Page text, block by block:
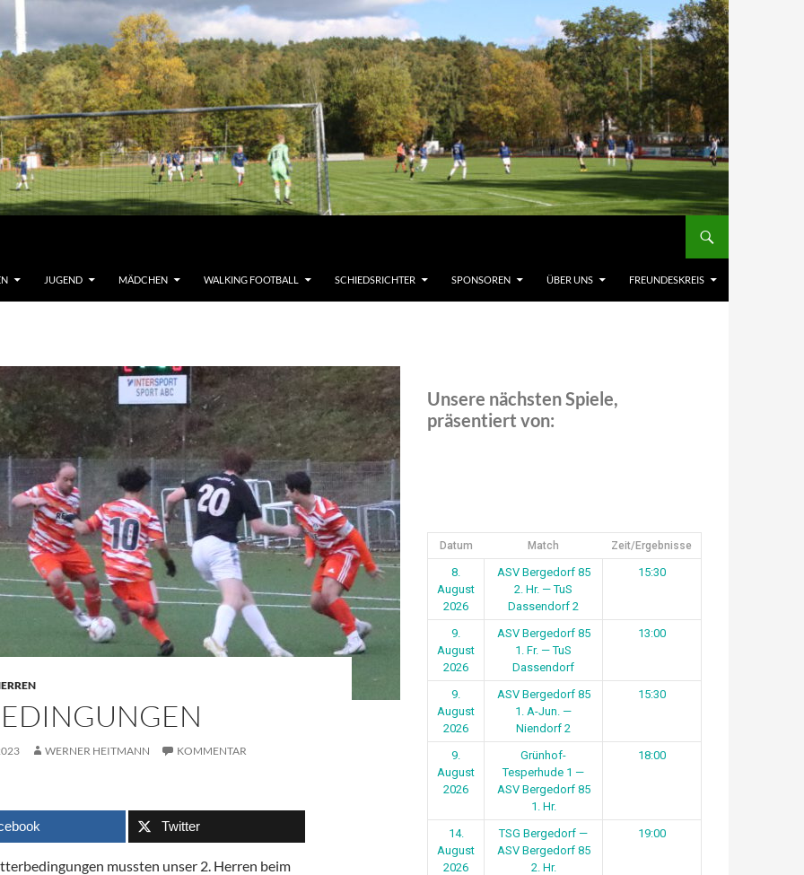
JUGEND MÄDCHEN WALKING FOOTBALL SCHIEDSRICHTER SPONSOREN ÜBER UNS FREUNDESKREIS
WERNER HEITMANN
KOMMENTAR
Twitter
mussten unser 2. Herren beim
Unsere nächsten Spiele,
präsentiert von:
Datum Match Zeit/Ergebnisse
8.
August
2026
ASV Bergedorf 85
2. Hr. — TuS
Dassendorf 2
15:30
9.
August
2026
ASV Bergedorf 85
1. Fr. — TuS
Dassendorf
13:00
9.
August
2026
ASV Bergedorf 85
1. A-Jun. —
Niendorf 2
15:30
9.
August
2026
Grünhof-
Tesperhude 1 —
ASV Bergedorf 85
1. Hr.
18:00
14.
August
2026
TSG Bergedorf —
ASV Bergedorf 85
2. Hr.
19:00